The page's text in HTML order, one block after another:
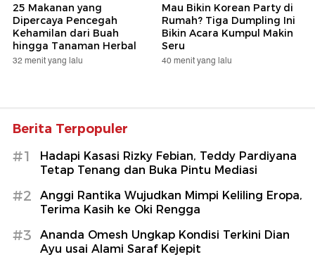
25 Makanan yang
Dipercaya Pencegah
Kehamilan dari Buah
hingga Tanaman Herbal
32 menit yang lalu
Mau Bikin Korean Party di
Rumah? Tiga Dumpling Ini
Bikin Acara Kumpul Makin
Seru
40 menit yang lalu
Berita Terpopuler
#1
Hadapi Kasasi Rizky Febian, Teddy Pardiyana
Tetap Tenang dan Buka Pintu Mediasi
#2
Anggi Rantika Wujudkan Mimpi Keliling Eropa,
Terima Kasih ke Oki Rengga
#3
Ananda Omesh Ungkap Kondisi Terkini Dian
Ayu usai Alami Saraf Kejepit